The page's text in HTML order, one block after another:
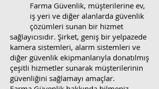
Farma Güvenlik, müşterilerine ev,
iş yeri ve diğer alanlarda güvenlik
çözümleri sunan bir hizmet
sağlayıcısıdır. Şirket, geniş bir yelpazede
kamera sistemleri, alarm sistemleri ve
diğer güvenlik ekipmanlarıyla donatılmış
çeşitli hizmetler sunarak müşterilerinin
güvenliğini sağlamayı amaçlar.